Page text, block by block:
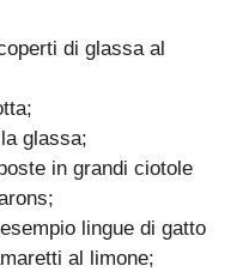
di glassa al
glassa;
in grandi ciotole
lingue di gatto
al limone;